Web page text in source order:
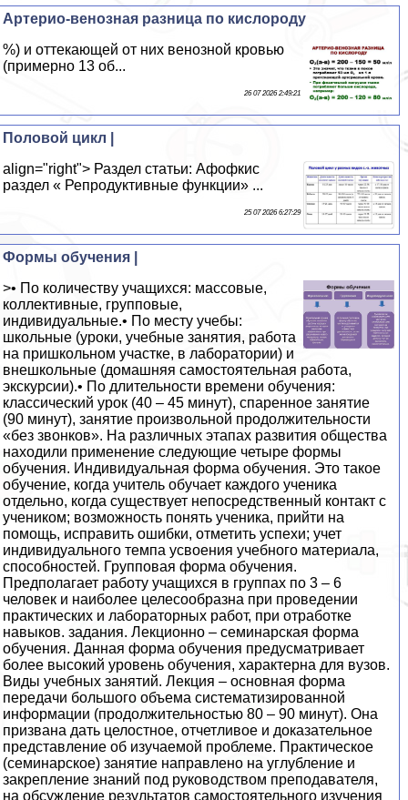
Артерио-венозная разница по кислороду
%) и оттекающей от них венозной кровью
(примерно 13 об...
26 07 2026 2:49:21
Половой цикл |
align="right"> Раздел статьи: Афофкис
раздел « Репродуктивные функции» ...
25 07 2026 6:27:29
Формы обучения |
>• По количеству учащихся: массовые,
коллективные, групповые,
индивидуальные.• По месту учебы:
школьные (уроки, учебные занятия, работа
на пришкольном участке, в лаборатории) и
внешкольные (домашняя самостоятельная работа,
экскурсии).• По длительности времени обучения:
классический урок (40 – 45 минут), спаренное занятие
(90 минут), занятие произвольной продолжительности
«без звонков». На различных этапах развития общества
находили применение следующие четыре формы
обучения. Индивидуальная форма обучения. Это такое
обучение, когда учитель обучает каждого ученика
отдельно, когда существует непосредственный контакт с
учеником; возможность понять ученика, прийти на
помощь, исправить ошибки, отметить успехи; учет
индивидуального темпа усвоения учебного материала,
способностей. Групповая форма обучения.
Предполагает работу учащихся в группах по 3 – 6
человек и наиболее целесообразна при проведении
практических и лабораторных работ, при отработке
навыков. задания. Лекционно – семинарская форма
обучения. Данная форма обучения предусматривает
более высокий уровень обучения, характерна для вузов.
Виды учебных занятий. Лекция – основная форма
передачи большого объема систематизированной
информации (продолжительностью 80 – 90 минут). Она
призвана дать целостное, отчетливое и доказательное
представление об изучаемой проблеме. Практическое
(семинарское) занятие направлено на углубление и
закрепление знаний под руководством преподавателя,
на обсуждение результатов самостоятельного изучения